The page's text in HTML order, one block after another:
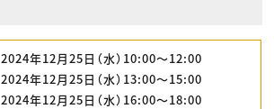
2024年12月25日（水）10:00〜12:00
2024年12月25日（水）13:00〜15:00
2024年12月25日（水）16:00〜18:00